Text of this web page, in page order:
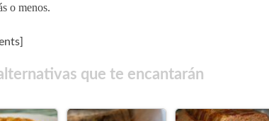
o menos.
que te encantarán